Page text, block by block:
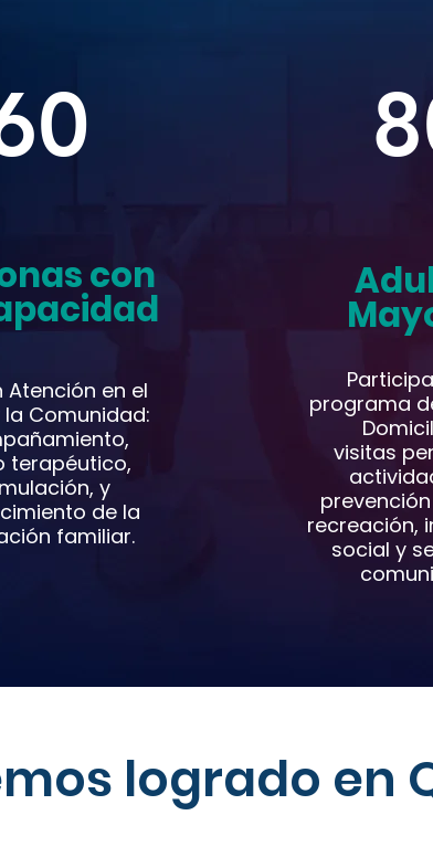
con
Atención en el
la Comunidad:
terapéutico,
y
de la
familiar.
programa
visitas
recreación,
social y
logrado en